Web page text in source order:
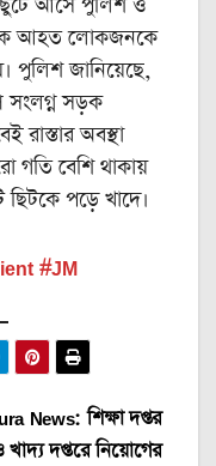
আসে পুলিশ ও
আহত লোকজনকে
পুলিশ জানিয়েছে,
সংলগ্ন সড়ক
রাস্তার অবস্থা
গতি বেশি থাকায়
ছিটকে পড়ে খাদে।
#JM
News: শিক্ষা দপ্তর
খাদ্য দপ্তরে নিয়োগের